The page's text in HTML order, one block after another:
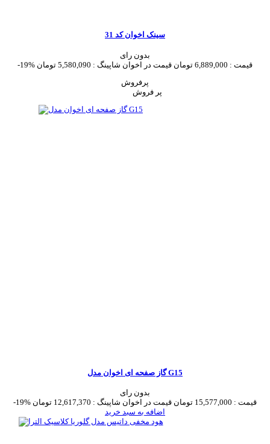
سینک اخوان کد 31
بدون رای
-19%
قیمت : 6,889,000 تومان قیمت در اخوان شاپینگ : 5,580,090 تومان
پرفروش
گاز صفحه ای اخوان مدل G15
بدون رای
-19%
قیمت : 15,577,000 تومان قیمت در اخوان شاپینگ : 12,617,370 تومان
اضافه به سبد خرید